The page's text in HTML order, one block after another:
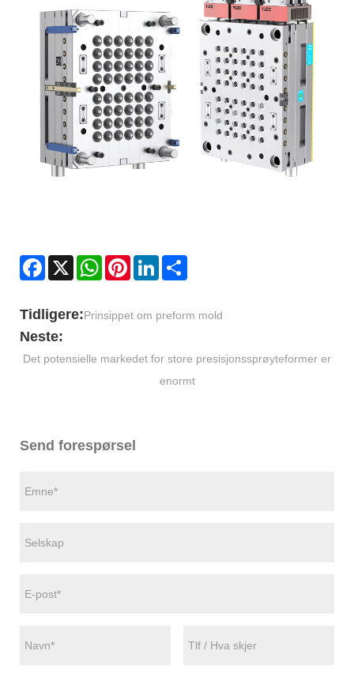
Facebook
X WhatsAppPinterestLinkedIn
Tidligere:Prinsippet om preform mold
Neste:
Det potensielle markedet for store presisjonssprøyteformer er
enormt
Send forespørsel